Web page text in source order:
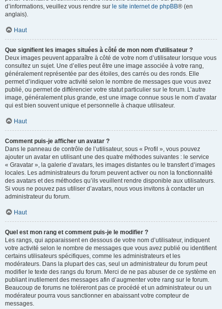
d’informations, veuillez vous rendre sur le site internet de phpBB® (en
anglais).
Haut
Que signifient les images situées à côté de mon nom d’utilisateur ?
Deux images peuvent apparaître à côté de votre nom d’utilisateur lorsque vous
consultez un sujet. Une d’elles peut être une image associée à votre rang,
généralement représentée par des étoiles, des carrés ou des ronds. Elle
permet d’indiquer votre activité selon le nombre de messages que vous avez
publié, ou permet de différencier votre statut particulier sur le forum. L’autre
image, généralement plus grande, est une image connue sous le nom d’avatar
qui est bien souvent unique et personnelle à chaque utilisateur.
Haut
Comment puis-je afficher un avatar ?
Dans le panneau de contrôle de l’utilisateur, sous « Profil », vous pouvez
ajouter un avatar en utilisant une des quatre méthodes suivantes : le service
« Gravatar », la galerie d’avatars, les images distantes ou le transfert d’images
locales. Les administrateurs du forum peuvent activer ou non la fonctionnalité
des avatars et des méthodes qu’ils veuillent rendre disponible aux utilisateurs.
Si vous ne pouvez pas utiliser d’avatars, nous vous invitons à contacter un
administrateur du forum.
Haut
Quel est mon rang et comment puis-je le modifier ?
Les rangs, qui apparaissent en dessous de votre nom d’utilisateur, indiquent
votre activité selon le nombre de messages que vous avez publié ou identifient
certains utilisateurs spécifiques, comme les administrateurs et les
modérateurs. Dans la plupart des cas, seul un administrateur du forum peut
modifier le texte des rangs du forum. Merci de ne pas abuser de ce système en
publiant inutilement des messages afin d’augmenter votre rang sur le forum.
Beaucoup de forums ne toléreront pas ce procédé et un administrateur ou un
modérateur pourra vous sanctionner en abaissant votre compteur de
messages.